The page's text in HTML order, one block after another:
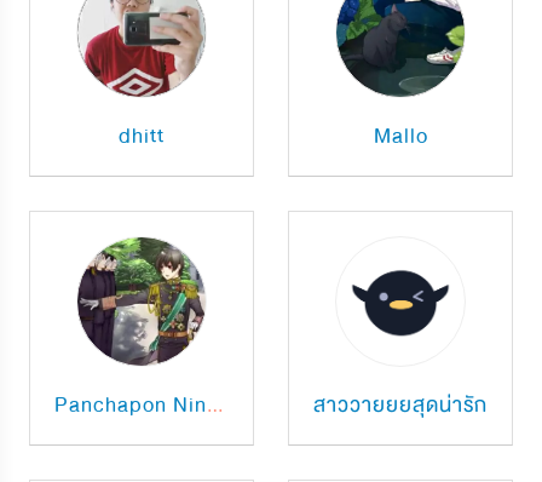
dhitt Mallo
Panchapon Ninkhiao สาววายยยสุดน่ารัก